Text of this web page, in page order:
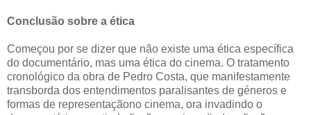
Conclusão sobre a ética
Começou por se dizer que não existe uma ética específica
do documentário, mas uma ética do cinema. O tratamento
cronológico da obra de Pedro Costa, que manifestamente
transborda dos entendimentos paralisantes de géneros e
formas de representaçãono cinema, ora invadindo o